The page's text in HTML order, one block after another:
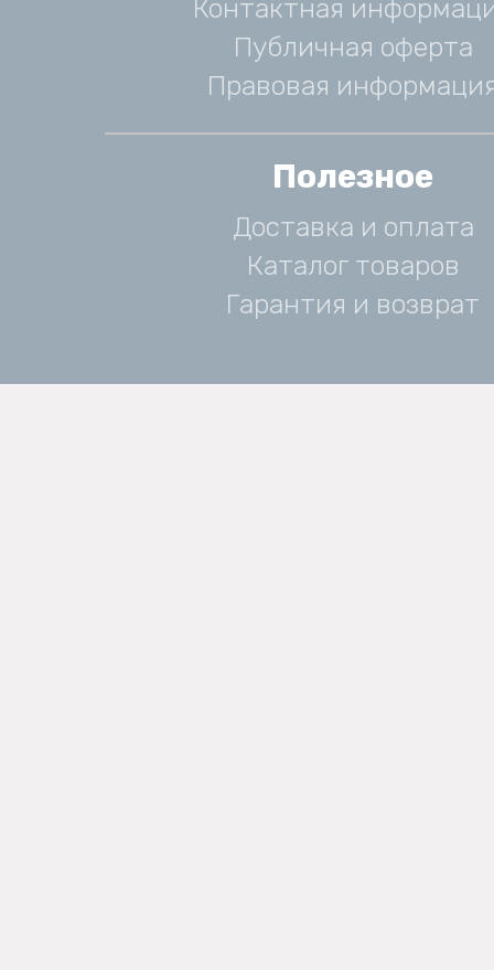
Контактная
Публичная оферта
Правовая
Полезное
Доставка и оплата
Каталог товаров
Гарантия и возврат